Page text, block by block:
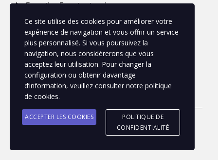
Formation Expert entreprise
Support
Mon profil
Politique de confidentialité
Mentions légales
© 2026 · Expert esthétique
Ce site utilise des cookies pour améliorer votre
expérience de navigation et vous offrir un service
plus personnalisé. Si vous poursuivez la
navigation, nous considérerons que vous
acceptez leur utilisation. Pour changer la
configuration ou obtenir davantage
d’information, veuillez consulter notre politique
de cookies.
ACCEPTER LES COOKIES
POLITIQUE DE
CONFIDENTIALITÉ